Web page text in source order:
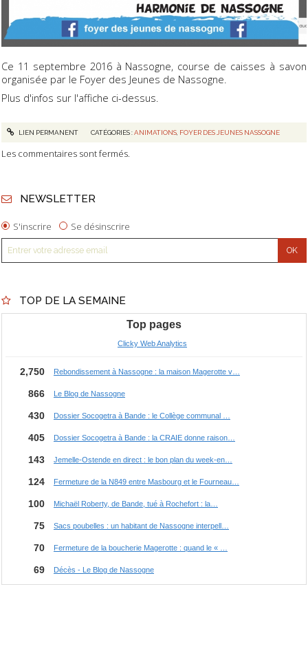
Ce 11 septembre 2016 à Nassogne, course de caisses à savon
organisée par le Foyer des Jeunes de Nassogne.
Plus d'infos sur l'affiche ci-dessus.
LIEN PERMANENT CATÉGORIES :ANIMATIONS, FOYER DES JEUNES NASSOGNE
Les commentaires sont fermés.
NEWSLETTER
S'inscrire Se désinscrire
TOP DE LA SEMAINE